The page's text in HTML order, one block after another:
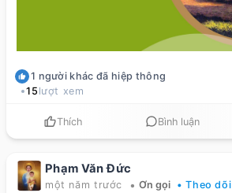
1 người khác đã hiệp thông
15 lượt xem
Thích Bình luận
Phạm Văn Đức
một năm trước • Ơn gọi • Theo dõi